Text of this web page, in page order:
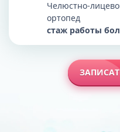
Челюстно-
ортопед
стаж работы